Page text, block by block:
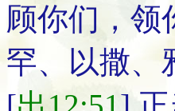
顾你们，领
罕、以撒、